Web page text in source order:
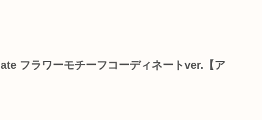
フラワーモチーフコーディネートver.【ア